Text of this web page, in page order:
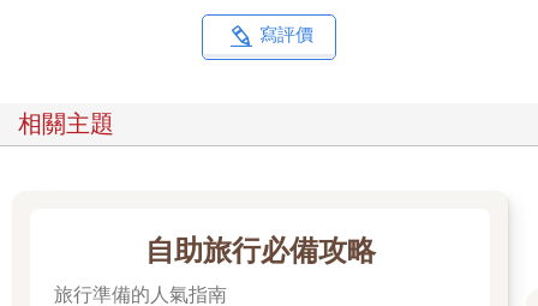
寫評價
相關主題
自助旅行必備攻略
旅行準備的人氣指南